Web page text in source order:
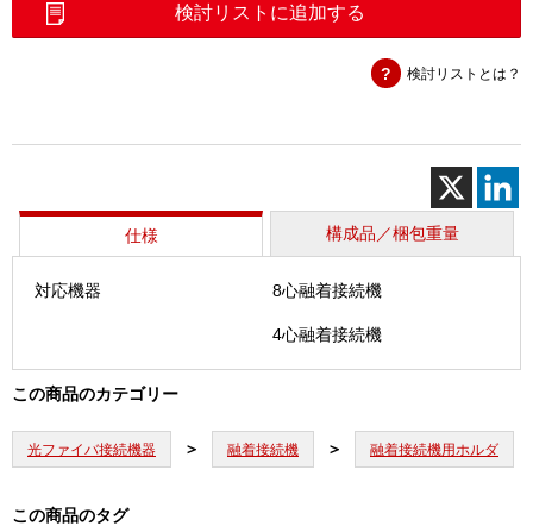
プ
ル
ダ
(F)
検討リストに追加する
検討リストとは？
仕様 構成品／梱包重量
対応機器 8心融着接続機
4心融着接続機
この商品のカテゴリー
光ファイバ接続機器 融着接続機 融着接続機用ホルダ
この商品のタグ